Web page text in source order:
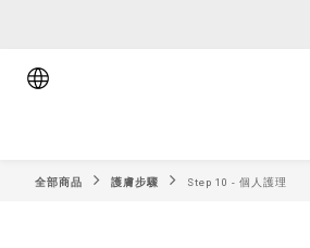
全部商品 護膚步驟 Step 10 - 個人護理